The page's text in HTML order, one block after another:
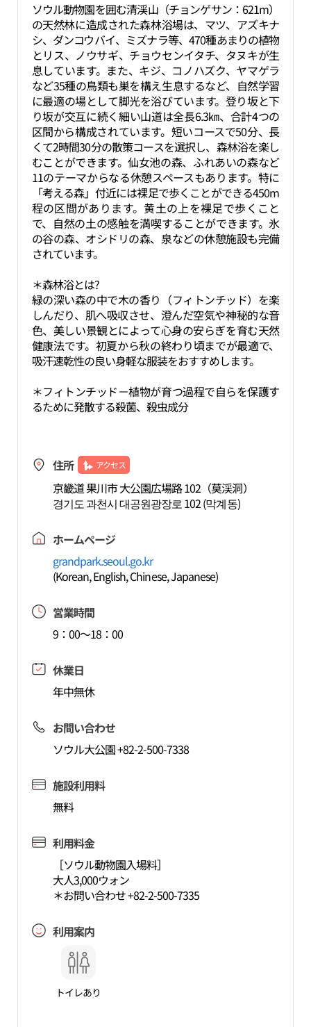
ソウル動物園を囲む清渓山（チョンゲサン：621m）
の天然林に造成された森林浴場は、マツ、アズキナ
シ、ダンコウバイ、ミズナラ等、470種あまりの植物
とリス、ノウサギ、チョウセンイタチ、タヌキが生
息しています。また、キジ、コノハズク、ヤマゲラ
など35種の鳥類も巣を構え生息するなど、自然学習
に最適の場として脚光を浴びています。登り坂と下
り坂が交互に続く細い山道は全長6.3㎞、合計4つの
区間から構成されています。短いコースで50分、長
くて2時間30分の散策コースを選択し、森林浴を楽し
むことができます。仙女池の森、ふれあいの森など
11のテーマからなる休憩スペースもあります。特に
「考える森」付近には裸足で歩くことができる450m
程の区間があります。黄土の上を裸足で歩くこと
で、自然の土の感触を満喫することができます。氷
の谷の森、オシドリの森、泉などの休憩施設も完備
されています。
＊森林浴とは?
緑の深い森の中で木の香り（フィトンチッド）を楽
しんだり、肌へ吸収させ、澄んだ空気や神秘的な音
色、美しい景観とによって心身の安らぎを育む天然
健康法です。初夏から秋の終わり頃までが最適で、
吸汗速乾性の良い身軽な服装をおすすめします。
＊フィトンチッド－植物が育つ過程で自らを保護す
るために発散する殺菌、殺虫成分
住所 アクセス
京畿道 果川市 大公園広場路 102（莫渓洞）
경기도 과천시 대공원광장로 102 (막계동)
ホームページ
grandpark.seoul.go.kr
(Korean, English, Chinese, Japanese)
営業時間
9：00～18：00
休業日
年中無休
お問い合わせ
ソウル大公園 +82-2-500-7338
施設利用料
無料
利用料金
［ソウル動物園入場料］
大人3,000ウォン
＊お問い合わせ +82-2-500-7335
利用案内
トイレあり